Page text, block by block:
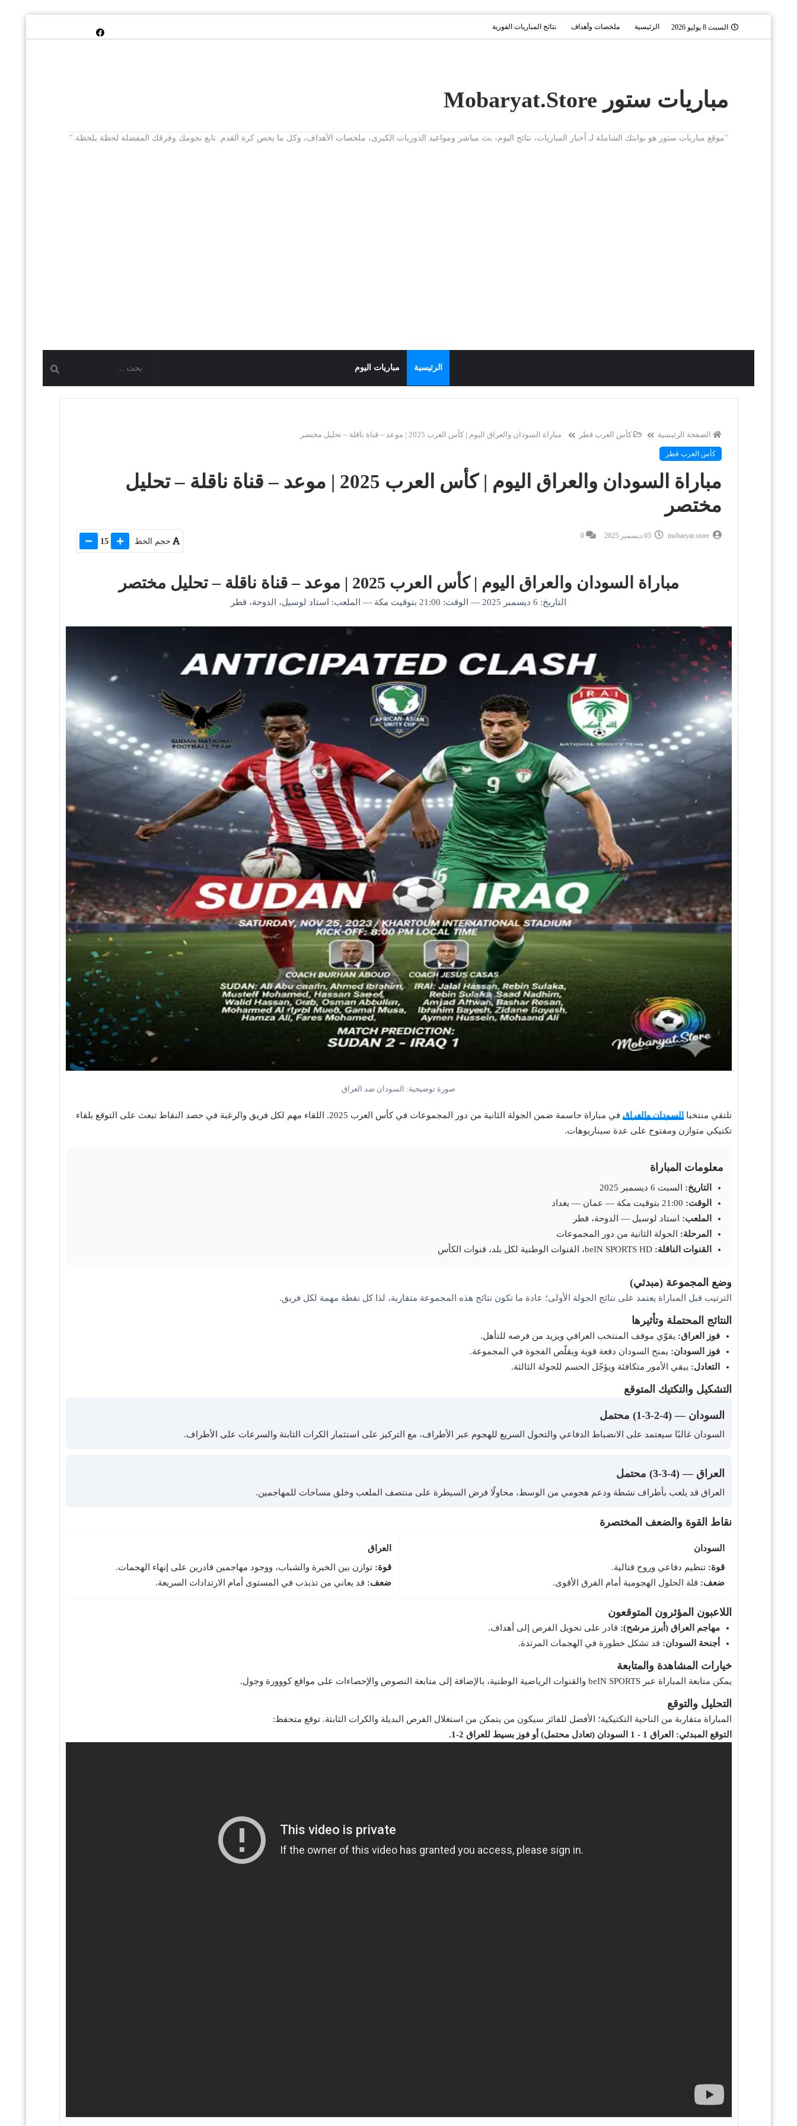
السبت 8 يوليو 2026 الرئيسية ملخصات وأهداف نتائج المباريات الفورية
مباريات ستور Mobaryat.Store
"موقع مباريات ستور هو بوابتك الشاملة لـ أخبار المباريات، نتائج اليوم، بث مباشر ومواعيد الدوريات الكبرى، ملخصات الأهداف، وكل ما يخص كرة القدم. تابع نجومك وفرقك المفضلة لحظة بلحظة."
الرئيسية مباريات اليوم
الصفحة الرئيسية كأس العرب قطر مباراة السودان والعراق اليوم | كأس العرب 2025 | موعد – قناة ناقلة – تحليل مختصر
كأس العرب قطر
مباراة السودان والعراق اليوم | كأس العرب 2025 | موعد – قناة ناقلة – تحليل
مختصر
mobaryat.store 05 ديسمبر 2025 0
حجم الخط 15
مباراة السودان والعراق اليوم | كأس العرب 2025 | موعد – قناة ناقلة – تحليل مختصر
التاريخ: 6 ديسمبر 2025 — الوقت: 21:00 بتوقيت مكة — الملعب: استاد لوسيل، الدوحة، قطر
صورة توضيحية: السودان ضد العراق
تلتقي منتخبا السودان والعراق
في مباراة حاسمة ضمن الجولة الثانية من دور المجموعات في كأس العرب 2025. اللقاء مهم لكل فريق والرغبة في حصد النقاط تبعث على التوقع بلقاء
تكتيكي متوازن ومفتوح على عدة سيناريوهات.
معلومات المباراة
التاريخ: السبت 6 ديسمبر 2025
الوقت:
الملعب: استاد لوسيل — الدوحة، قطر
المرحلة: الجولة الثانية من دور المجموعات
القنوات الناقلة: beIN SPORTS HD، القنوات الوطنية لكل بلد، قنوات الكأس
وضع المجموعة (مبدئي)
الترتيب قبل المباراة يعتمد على نتائج الجولة الأولى؛ عادة ما تكون نتائج هذه المجموعة متقاربة، لذا كل نقطة مهمة لكل فريق.
النتائج المحتملة وتأثيرها
فوز العراق: يقوّي موقف المنتخب العراقي ويزيد من فرصه للتأهل.
فوز السودان: يمنح السودان دفعة قوية ويقلّص الفجوة في المجموعة.
التعادل: يبقي الأمور متكافئة ويؤجّل الحسم للجولة الثالثة.
التشكيل والتكتيك المتوقع
السودان — (4-2-3-1) محتمل
السودان غالبًا سيعتمد على الانضباط الدفاعي والتحول السريع للهجوم عبر الأطراف، مع التركيز على استثمار الكرات الثابتة والسرعات على الأطراف.
العراق — (4-3-3) محتمل
العراق قد يلعب بأطراف نشطة ودعم هجومي من الوسط، محاولًا فرض السيطرة على منتصف الملعب وخلق مساحات للمهاجمين.
نقاط القوة والضعف المختصرة
السودان
قوة: تنظيم دفاعي وروح قتالية.
ضعف: قلة الحلول الهجومية أمام الفرق الأقوى.
العراق
قوة: توازن بين الخبرة والشباب، ووجود مهاجمين قادرين على إنهاء الهجمات.
ضعف: قد يعاني من تذبذب في المستوى أمام الارتدادات السريعة.
اللاعبون المؤثرون المتوقعون
مهاجم العراق (أبرز مرشح): قادر على تحويل الفرص إلى أهداف.
أجنحة السودان: قد تشكل خطورة في الهجمات المرتدة.
خيارات المشاهدة والمتابعة
يمكن متابعة المباراة عبر beIN SPORTS والقنوات الرياضية الوطنية، بالإضافة إلى متابعة النصوص والإحصاءات على مواقع كووورة وجول.
التحليل والتوقع
المباراة متقاربة من الناحية التكتيكية؛ الأفضل للفائز سيكون من يتمكن من استغلال الفرص البديلة والكرات الثابتة. توقع متحفظ:
التوقع المبدئي: العراق 1 - 1 السودان (تعادل محتمل) أو فوز بسيط للعراق 2-1.